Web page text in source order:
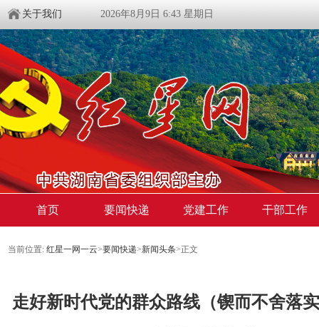
关于我们 2026年8月9日 6:43 星期日
首页 要闻快递 党建工作 干部工作
当前位置: 红星一网一云>要闻快递>新闻头条>正文
走好新时代党的群众路线（锲而不舍落